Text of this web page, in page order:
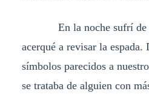
En la noche sufrí de
acerqué a revisar la
símbolos parecidos a
se trataba de alguien con